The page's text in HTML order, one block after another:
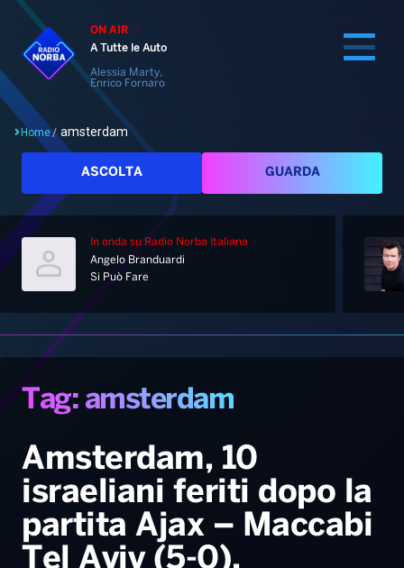
ON AIR
A Tutte le Auto
Alessia Marty,
Enrico Fornaro
Home
Palinsesto
Hit Dance
Giochi&Concorsi
PALATOUR
Notizie
Locali
Musica e Spettacolo
Sport
Radio Norba Consiglia
Playlist
Generale
Novità
Notiziario
Interviste
Oroscopo
Gallery
Radio Norba News TV
Voce al Bari
Battiti Live 2026
Home/ amsterdam
ASCOLTA GUARDA
In onda su Radio Norba Italiana
Angelo Branduardi
Si Può Fare
Tag: amsterdam
Amsterdam, 10
israeliani feriti dopo la
partita Ajax – Maccabi
Tel Aviv (5-0).